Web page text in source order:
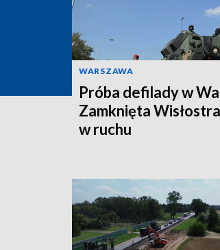
WARSZAWA
Próba defilady w
Zamknięta
w ruchu